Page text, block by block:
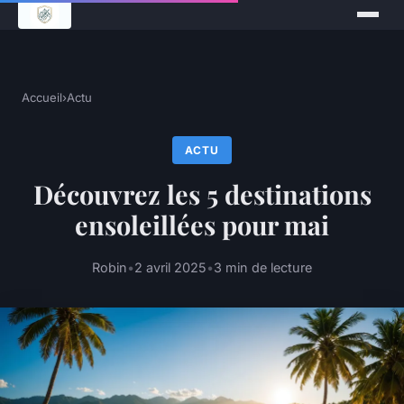
Accueil›Actu
ACTU
Découvrez les 5 destinations
ensoleillées pour mai
Robin•2 avril 2025•3 min de lecture